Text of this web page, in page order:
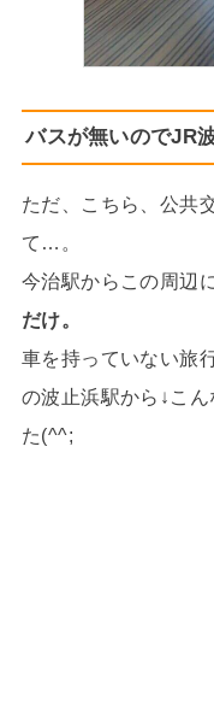
バスが無いのでJR
ただ、こちら、公共
て…。
今治駅からこの周辺
だけ。
車を持っていない旅
の波止浜駅から↓こ
た(^^;